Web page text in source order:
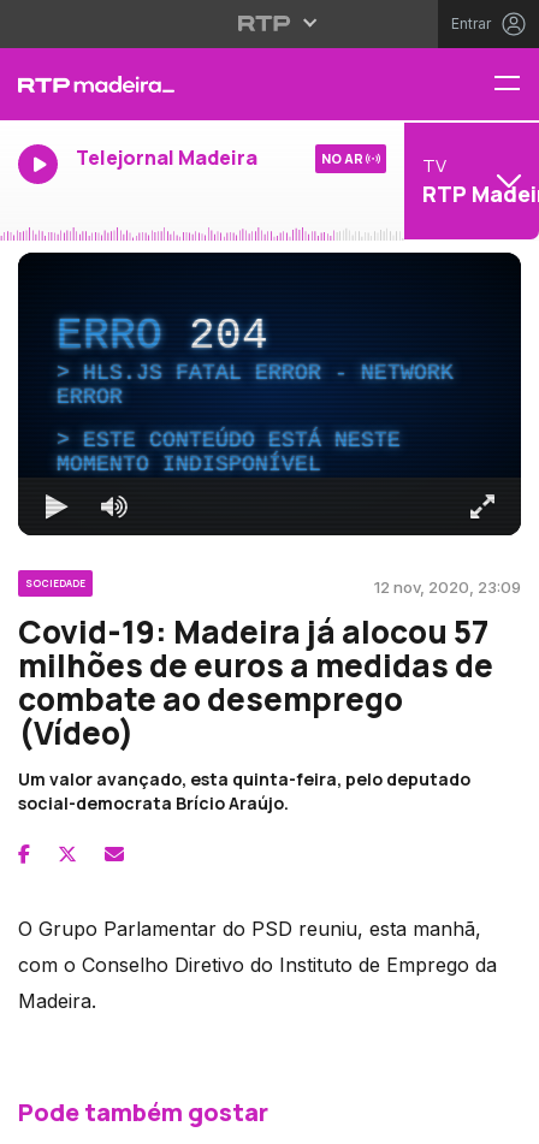
Entrar
Telejornal Madeira NO AR TV
RTP
ERRO204
HLS.JS FATAL ERROR - NETWORK
ERROR
ESTE CONTEÚDO ESTÁ NESTE
MOMENTO INDISPONÍVEL
SOCIEDADE 12 nov, 2020, 23:09
Covid-19: Madeira já alocou 57
milhões de euros a medidas de
combate ao desemprego
(Vídeo)
Um valor avançado, esta quinta-feira, pelo deputado
social-democrata Brício Araújo.
O Grupo Parlamentar do PSD reuniu, esta manhã,
com o Conselho Diretivo do Instituto de Emprego da
Madeira.
Pode também gostar